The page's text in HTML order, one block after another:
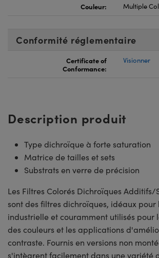
Couleur: Multiple
Conformité réglementaire
Certificate of
Conformance:
Visionner
Description produit
Type dichroïque à forte saturation
Matrice de tailles et sets
Substrats en verre de précision
Les Filtres Colorés Dichroïques Additifs/
sont des filtres dichroïques, idéaux pour
industrielle et couramment utilisés pour
des couleurs et les applications
contraste. Fournis en versions non
s'intègrent facilement dans une variété